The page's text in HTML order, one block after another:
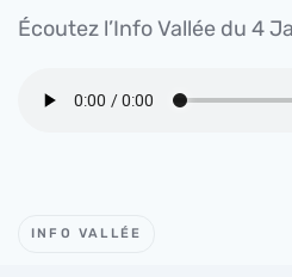
Écoutez l’Info Vallée du 4
INFO VALLÉE